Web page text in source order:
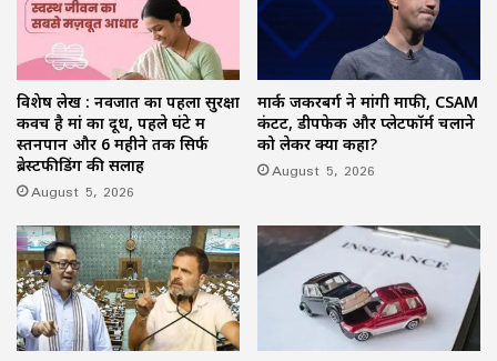
विशेष लेख : नवजात का पहला सुरक्षा
कवच है मां का दूध, पहले घंटे में
स्तनपान और 6 महीने तक सिर्फ
ब्रेस्टफीडिंग की सलाह
August 5, 2026
मार्क जकरबर्ग ने मांगी माफी, CSAM
कंटेंट, डीपफेक और प्लेटफॉर्म चलाने
को लेकर क्या कहा?
August 5, 2026